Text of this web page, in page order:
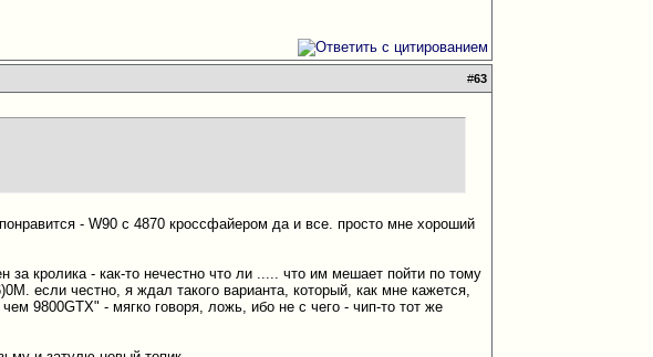
#63
- W90 с 4870 кроссфайером да и все. просто мне хороший
за кролика - как-то нечестно что ли ..... что им мешает пойти по тому
если честно, я ждал такого варианта, который, как мне кажется,
9800GTX" - мягко говоря, ложь, ибо не с чего - чип-то тот же